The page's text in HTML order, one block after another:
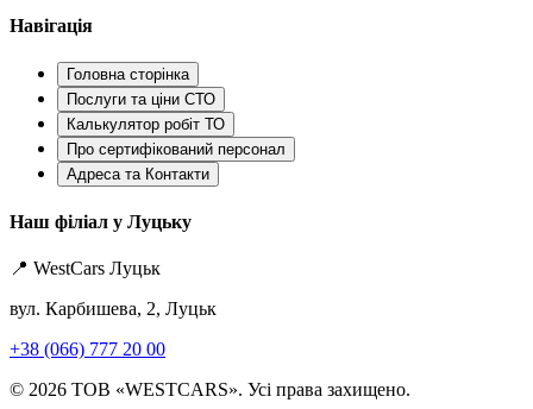
Навігація
Головна сторінка
Послуги та ціни СТО
Калькулятор робіт ТО
Про сертифікований персонал
Адреса та Контакти
Наш філіал у Луцьку
📍 WestCars Луцьк
вул. Карбишева, 2, Луцьк
+38 (066) 777 20 00
© 2026 ТОВ «WESTCARS». Усі права захищено.